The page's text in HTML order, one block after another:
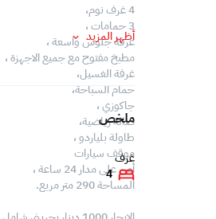
4 غرف نوم،
3 حمامات ،
غرفة جلوس واسعة ،
مطبخ مفتوح مع جميع الاجهزة ،
غرفة الغسيل،
حمام السباحة،
جاكوزي ،
صالة رياضية،
طاولة بلياردو ،
موقف سيارات
أمن على مدار 24 ساعة ،
المساحة 290 متر مربع.
أظهر المزيد
ملخص
غرف
4